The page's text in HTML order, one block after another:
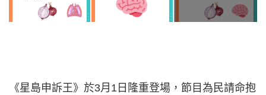
《星島申訴王》於3月1日隆重登場，節目為民請命抱